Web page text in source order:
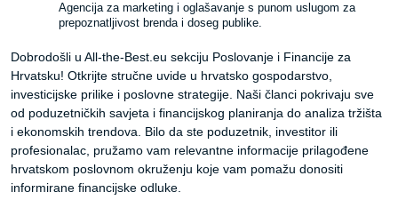
Agencija za marketing i oglašavanje s punom uslugom za
prepoznatljivost brenda i doseg publike.
Dobrodošli u All-the-Best.eu sekciju Poslovanje i Financije za
Hrvatsku! Otkrijte stručne uvide u hrvatsko gospodarstvo,
investicijske prilike i poslovne strategije. Naši članci pokrivaju sve
od poduzetničkih savjeta i financijskog planiranja do analiza tržišta
i ekonomskih trendova. Bilo da ste poduzetnik, investitor ili
profesionalac, pružamo vam relevantne informacije prilagođene
hrvatskom poslovnom okruženju koje vam pomažu donositi
informirane financijske odluke.